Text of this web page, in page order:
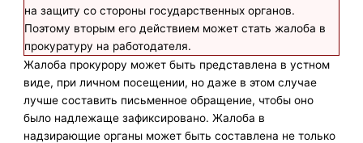
на защиту со стороны государственных органов.
Поэтому вторым его действием может стать жалоба в
прокуратуру на работодателя.
Жалоба прокурору может быть представлена в устном
виде, при личном посещении, но даже в этом случае
лучше составить письменное обращение, чтобы оно
было надлежаще зафиксировано. Жалоба в
надзирающие органы может быть составлена не только